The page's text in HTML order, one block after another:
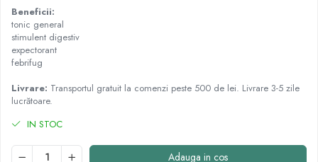
Tincturi
Minerale și Oligoelemente
Argilă
Calciu
Electroliți
Fier
Magneziu
Multiminerale
Beneficii:
tonic general
stimulent digestiv
expectorant
febrifug
Livrare: Transportul gratuit la comenzi peste 500 de lei. Livrare 3-5 zile
lucrătoare.
IN STOC
Adauga in cos